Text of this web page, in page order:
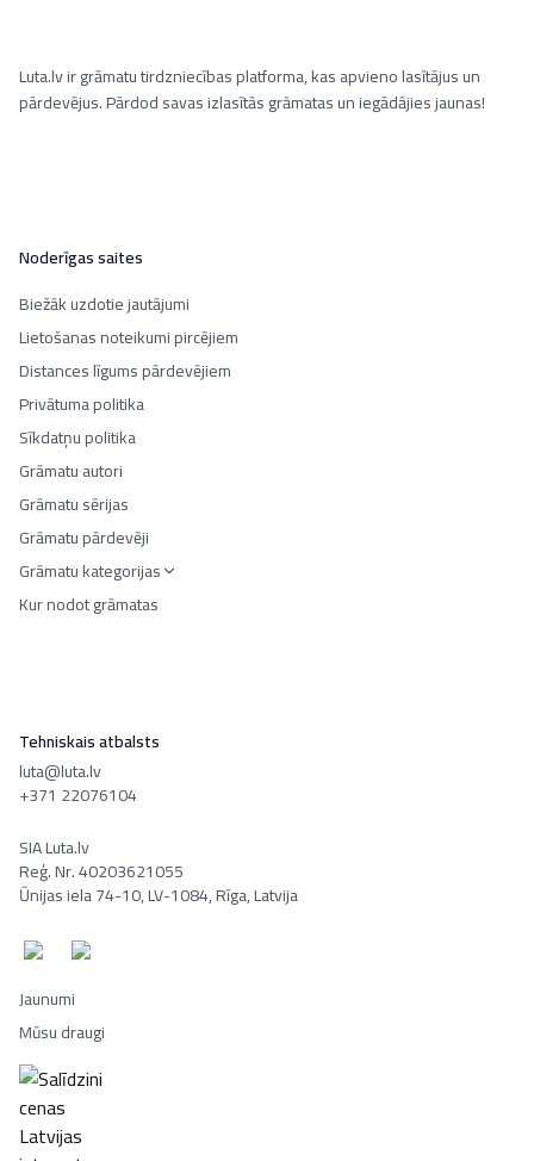
Luta.lv ir grāmatu tirdzniecības platforma, kas apvieno lasītājus un
pārdevējus. Pārdod savas izlasītās grāmatas un iegādājies jaunas!
Noderīgas saites
Biežāk uzdotie jautājumi
Lietošanas noteikumi pircējiem
Distances līgums pārdevējiem
Privātuma politika
Sīkdatņu politika
Grāmatu autori
Grāmatu sērijas
Grāmatu pārdevēji
Grāmatu kategorijas
Kur nodot grāmatas
Tehniskais atbalsts
luta@luta.lv
+371 22076104
SIA Luta.lv
Reģ. Nr. 40203621055
Ūnijas iela 74-10, LV-1084, Rīga, Latvija
Jaunumi
Mūsu draugi